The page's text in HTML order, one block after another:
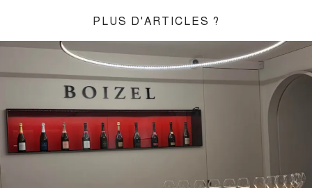
PLUS D'ARTICLES ?